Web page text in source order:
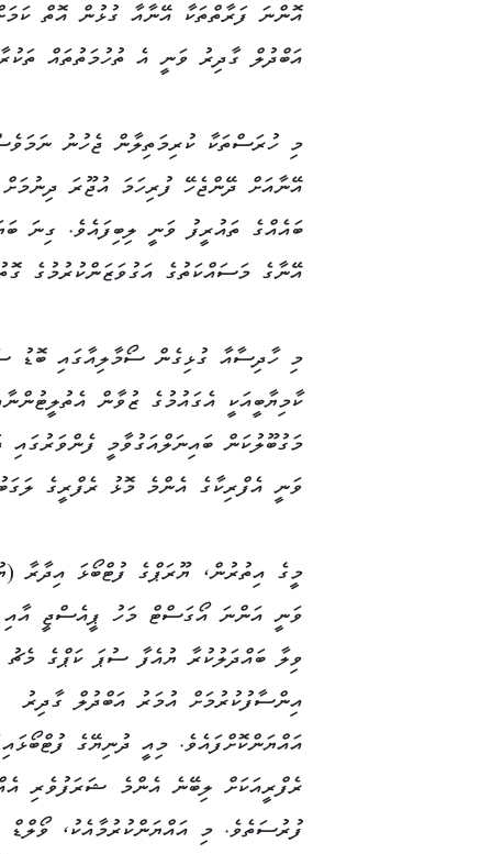
އޮންނަ ފަރާތްތަކާ އޭނާއާ ގުޅުން އޮތް
އަބްދުލް ގާދިރު ވަނީ އެ ތުހުމަތުތައް
މި ހުރަސްތަކާ ކުރިމަތިލާން ޖެހުނު
އޭނާއަށް ދޭންޖެހޭ ފުރިހަމަ އުޖޫރަ
ބައެއްގެ ތައުރީފު ވަނީ ލިބިފައެވެ. ގިނަ
އޭނާގެ މަސައްކަތުގެ އަގުވަޒަންކުރުމުގެ
މި ހާދިސާއާ ގުޅިގެން ސޯމާލިއާގައި ބޮޑު
ކާމިޔާބީއަކީ އެގައުމުގެ ޒުވާން
ވަނީ އެފްރިކާގެ އެންމެ މޮޅު ރެފްރީގެ
މީގެ އިތުރުން، ޔޫރަޕްގެ ފުޓްބޯޅަ އިދާރާ
ވަނީ އަންނަ އޯގަސްޓް މަހު ޕީއެސްޖީ
ވިލާ ބައްދަލުކުރާ ޔުއެފާ ސުޕަ ކަޕްގެ މެޗު
އިންސާފުކުރުމަށް އުމަރު އަބްދުލް ގާދިރު
އައްޔަންކޮށްފައެވެ. މިއީ ދުނިޔޭގެ
ރެފްރީއަކަށް ލިބޭނެ އެންމެ ޝަރަފުވެރި
ފުރުސަތެވެ. މި އައްޔަންކުރުމާއެކު، ވޯލްޑް